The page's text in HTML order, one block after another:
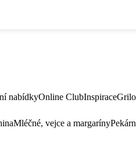
nabídkyOnline ClubInspirace
Mléčné, vejce a margaríny